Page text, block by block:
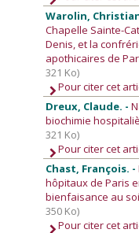
Warolin,
Chapelle Sainte-
Denis, et la
apothicaires de
321 Ko)
Pour citer cet
Dreux, Claude. -
biochimie
321 Ko)
Pour citer cet
Chast, François. -
hôpitaux de Paris
bienfaisance au
350 Ko)
Pour citer cet